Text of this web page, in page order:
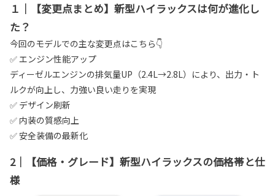
１｜【変更点まとめ】新型ハイラックスは何が進化し
た？
今回のモデルでの主な変更点はこちら👇
✅ エンジン性能アップ
ディーゼルエンジンの排気量UP（2.4L→2.8L）により、出力・ト
ルクが向上し、力強い良い走りを実現
✅ デザイン刷新
✅ 内装の質感向上
✅ 安全装備の最新化
2｜【価格・グレード】新型ハイラックスの価格帯と仕
様